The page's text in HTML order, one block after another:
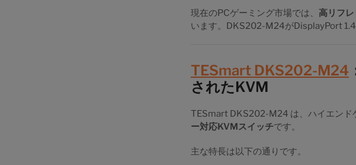
現在のPCゲーミング市場では、 高リフ
います。DKS202-M24がDisplayPort 1.4
TESmart DKS202-M24
されたKVM
TESmart DKS202-M24 は、ハイエンド
ー対応KVMスイッチです。
主な特長は以下の通りです。